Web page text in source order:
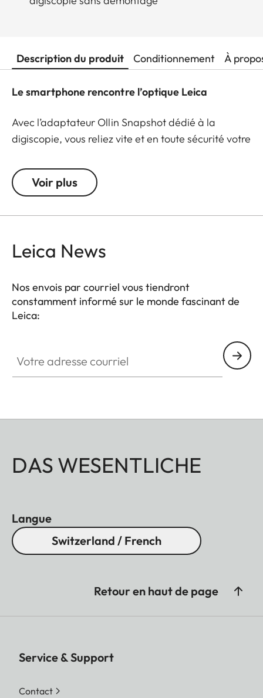
Description du produit Conditionnement À
Le smartphone rencontre l’optique Leica
Avec l’adaptateur Ollin Snapshot dédié à la
digiscopie, vous reliez vite et en toute sécurité votre
de transformer votre smartphone en appareil
photo performant capable de réaliser des prises
prises de vues photo et vidéo parfaitement nettes
magnétique intelligente, permet de repositionner
le smartphone avec une précision parfaite. Facile
à manipuler, garantissant une connexion fiable et
Ollin Snapshot saisit le monde au plus près sur
votre écran.
Voir plus
Leica News
Nos envois par courriel vous tiendront
constamment informé sur le monde fascinant de
Leica:
DAS WESENTLICHE
Langue
Switzerland / French
Retour en haut de page
Service & Support
Contact